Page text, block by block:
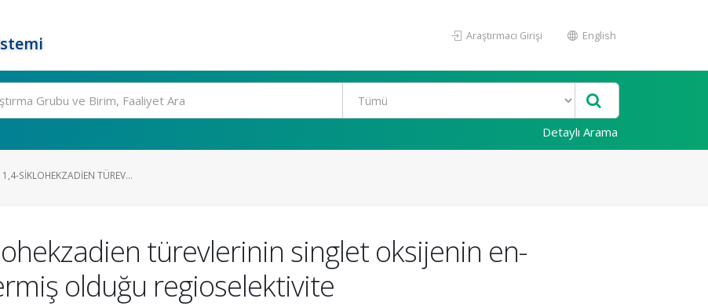
Araştırmacı Girişi English
Detaylı Arama
SIKLOHEKZADIEN TÜREV...
türevlerinin singlet oksijenin en-
olduğu regioselektivite